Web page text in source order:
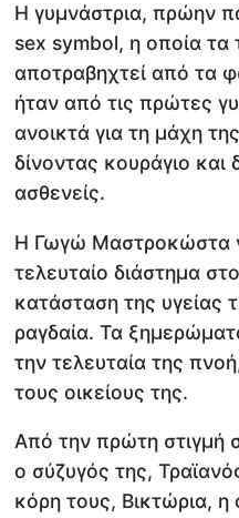
Η γυμνάστρια, πρώην
sex symbol, η οποία τα
αποτραβηχτεί από τα
ήταν από τις πρώτες
ανοικτά για τη μάχη
δίνοντας κουράγιο και
ασθενείς.
Η Γωγώ Μαστροκώστα
τελευταίο διάστημα
κατάσταση της υγείας
ραγδαία. Τα
την τελευταία της
τους οικείους της.
Από την πρώτη στιγμή
ο σύζυγός της,
κόρη τους, Βικτώρια,